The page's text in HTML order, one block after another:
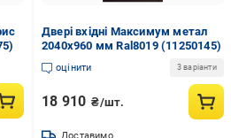
Двері вхідні Максимум метал
2040х960 мм Ral8019 (11250145)
оцінити 3 варіанти
18 910 ₴/шт.
Доставимо